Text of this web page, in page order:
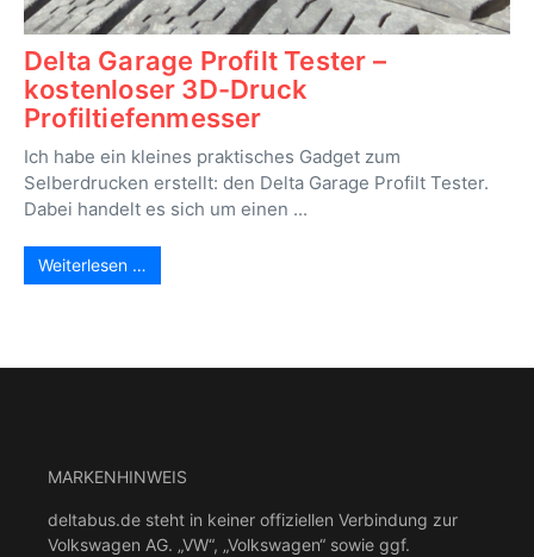
Delta Garage Profilt Tester –
kostenloser 3D-Druck
Profiltiefenmesser
Ich habe ein kleines praktisches Gadget zum
Selberdrucken erstellt: den Delta Garage Profilt Tester.
Dabei handelt es sich um einen ...
Weiterlesen …
MARKENHINWEIS
deltabus.de steht in keiner offiziellen Verbindung zur
Volkswagen AG. „VW“, „Volkswagen“ sowie ggf.